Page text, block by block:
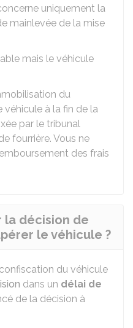
uniquement la
mainlevée de la mise
mais le véhicule
du
véhicule à la fin de la
par le tribunal
fourrière. Vous ne
des frais
la décision de
le véhicule ?
du véhicule
dans un délai de
de la décision à